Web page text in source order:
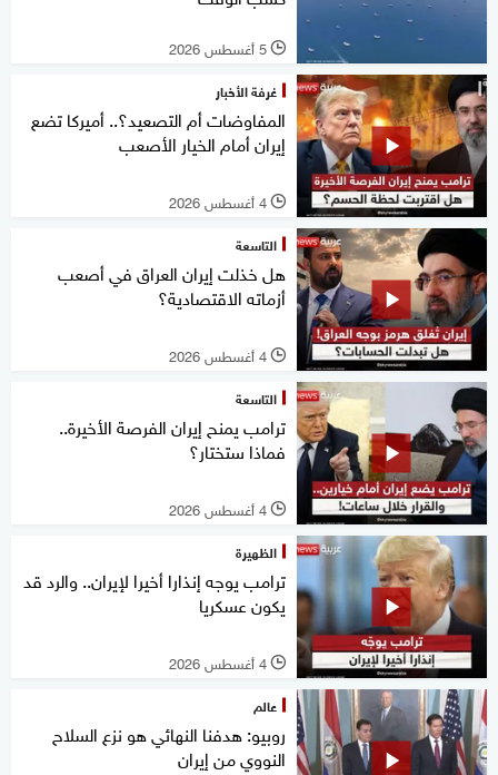
l 5 أغسطس 2026
غرفة الأخبار
المفاوضات أم التصعيد؟.. أميركا تضع
إيران أمام الخيار الأصعب
l 4 أغسطس 2026
التاسعة
هل خذلت إيران العراق في أصعب
أزماته الاقتصادية؟
l 4 أغسطس 2026
التاسعة
ترامب يمنح إيران الفرصة الأخيرة..
فماذا ستختار؟
l 4 أغسطس 2026
الظهيرة
ترامب يوجه إنذارا أخيرا لإيران.. والرد قد
يكون عسكريا
l 4 أغسطس 2026
عالم
روبيو: هدفنا النهائي هو نزع السلاح
النووي من إيران